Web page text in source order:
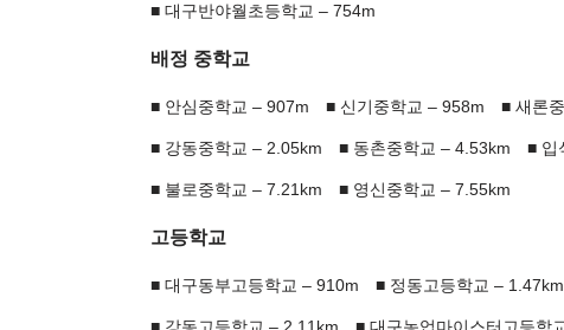
대구반야월초등학교 – 754m
배정 중학교
안심중학교 – 907m 신기중학교 – 958m 새론
강동중학교 – 2.05km 동촌중학교 – 4.53km 입
불로중학교 – 7.21km 영신중학교 – 7.55km
고등학교
대구동부고등학교 – 910m 정동고등학교 – 1.47km